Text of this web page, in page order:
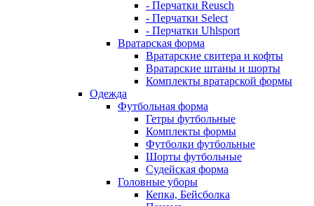
- Перчатки Reusch
- Перчатки Select
- Перчатки Uhlsport
Вратарская форма
Вратарские свитера и кофты
Вратарские штаны и шорты
Комплекты вратарской формы
Одежда
Футбольная форма
Гетры футбольные
Комплекты формы
Футболки футбольные
Шорты футбольные
Судейская форма
Головные уборы
Кепка, Бейсболка